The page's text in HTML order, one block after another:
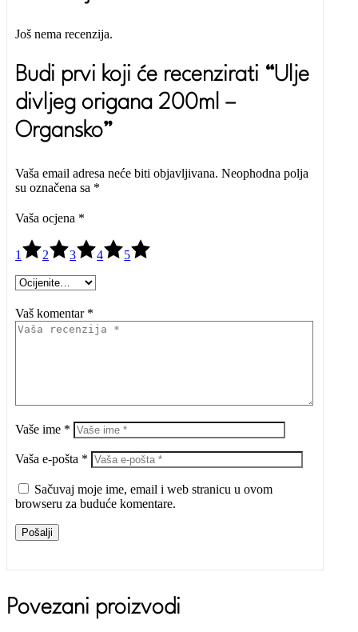
Još nema recenzija.
Budi prvi koji će recenzirati “Ulje
divljeg origana 200ml –
Organsko”
Vaša email adresa neće biti objavljivana. Neophodna polja
su označena sa *
Vaša ocjena *
1 2 3 4 5
Vaš komentar *
Vaše ime *
Vaša e-pošta *
Sačuvaj moje ime, email i web stranicu u ovom
browseru za buduće komentare.
Pošalji
Povezani proizvodi